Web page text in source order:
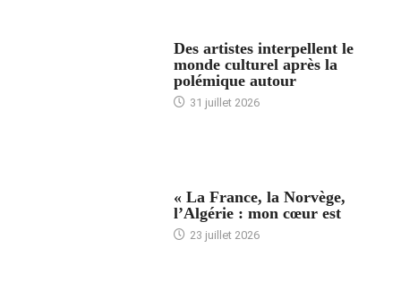
Des artistes interpellent le
monde culturel après la
polémique autour
31 juillet 2026
« La France, la Norvège,
l’Algérie : mon cœur est
23 juillet 2026